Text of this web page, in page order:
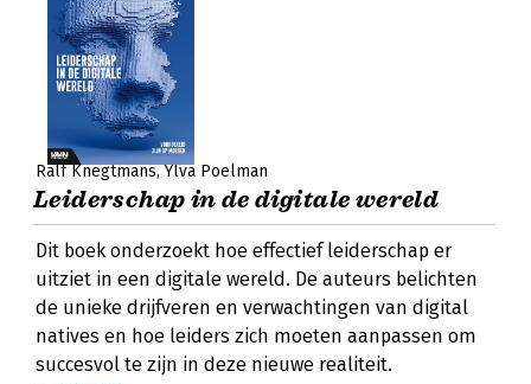
Ralf Knegtmans Ylva Poelman
Leiderschap in de digitale wereld
Dit boek onderzoekt hoe effectief leiderschap er
uitziet in een digitale wereld. De auteurs belichten
de unieke drijfveren en verwachtingen van digital
natives en hoe leiders zich moeten aanpassen om
succesvol te zijn in deze nieuwe realiteit.